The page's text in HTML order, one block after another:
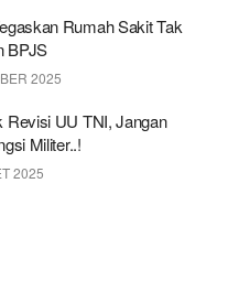
Rumah Sakit Tak
BPJS
2025
Revisi UU TNI, Jangan
Militer..!
2025